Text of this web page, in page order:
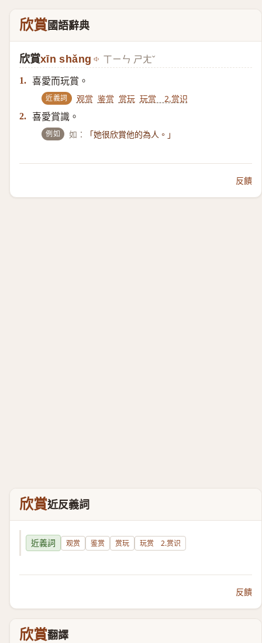
欣賞國語辭典
欣賞xīn shǎng ㄒㄧㄣ ㄕㄤˇ
1. 喜愛而玩賞。
近義詞 观赏 鉴赏 赏玩 玩赏 2.赏识
2. 喜愛賞識。
例如 如： 「她很欣賞他的為人。」
反饋
欣賞近反義詞
近義詞 观赏 鉴赏 赏玩 玩赏 2.赏识
反饋
欣賞翻譯